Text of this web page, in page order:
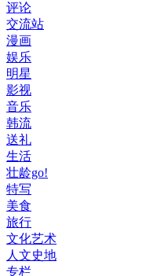
评论
交流站
漫画
娱乐
明星
影视
音乐
韩流
送礼
生活
壮龄go!
特写
美食
旅行
文化艺术
人文史地
专栏